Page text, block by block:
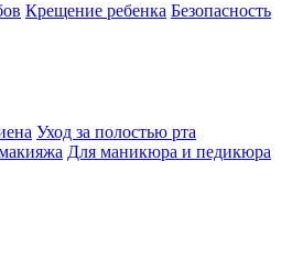
Крещение ребенка Безопасность
Уход за полостью рта
Для маникюра и педикюра